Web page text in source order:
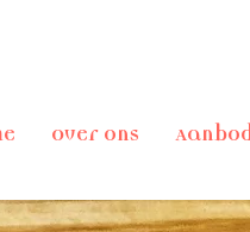
Over ons Aanbod